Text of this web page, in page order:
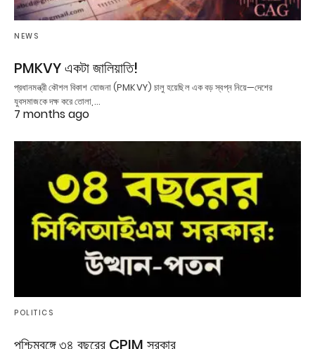
NEWS
PMKVY একটা জালিয়াতি!
প্রধানমন্ত্রী কৌশল বিকাশ যোজনা (PMKVY) চালু হয়েছিল এক বড় স্বপ্ন নিয়ে—দেশের
যুবসমাজকে দক্ষ করে তোলা,…
7 months ago
POLITICS
পশ্চিমবঙ্গে ৩৪ বছরের CPIM সরকার